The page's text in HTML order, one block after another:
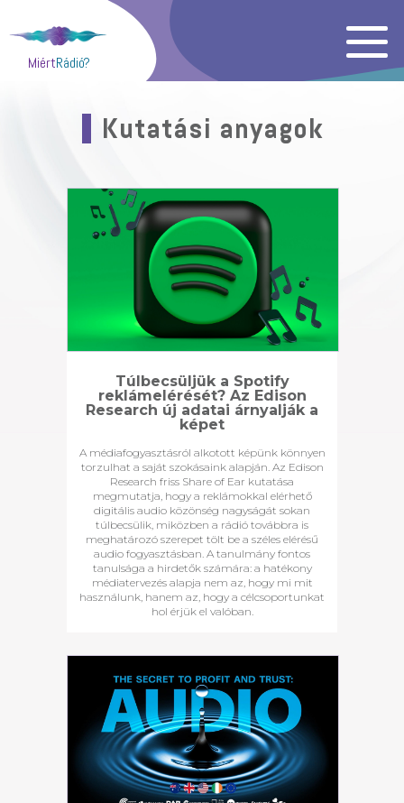
MiértRádió?
Kutatási anyagok
Túlbecsüljük a Spotify
reklámelérését? Az Edison
Research új adatai árnyalják a
képet
A médiafogyasztásról alkotott képünk könnyen
torzulhat a saját szokásaink alapján. Az Edison
Research friss Share of Ear kutatása
megmutatja, hogy a reklámokkal elérhető
digitális audio közönség nagyságát sokan
túlbecsülik, miközben a rádió továbbra is
meghatározó szerepet tölt be a széles elérésű
audio fogyasztásban. A tanulmány fontos
tanulsága a hirdetők számára: a hatékony
médiatervezés alapja nem az, hogy mi mit
használunk, hanem az, hogy a célcsoportunkat
hol érjük el valóban.